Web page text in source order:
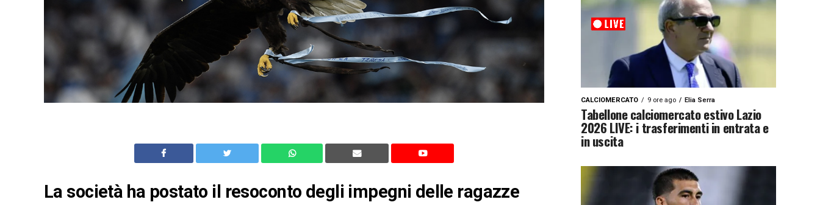
La società ha postato il resoconto degli impegni delle ragazze
CALCIOMERCATO 9 ore ago Elia Serra
Tabellone calciomercato estivo Lazio
2026 LIVE: i trasferimenti in entrata e
in uscita